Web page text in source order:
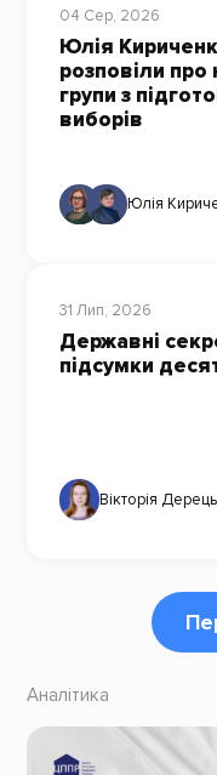
04 Сер, 2026
Юлія
розповіли
групи з
виборів
Юлія
31 Лип, 2026
Державні
підсумки
Вікторія Дерець
Аналітика